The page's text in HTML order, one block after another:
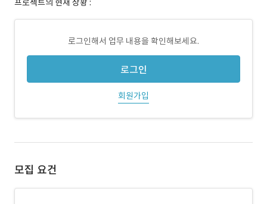
프로젝트의 현재 상황 :
로그인해서 업무 내용을 확인해보세요.
로그인
회원가입
모집 요건